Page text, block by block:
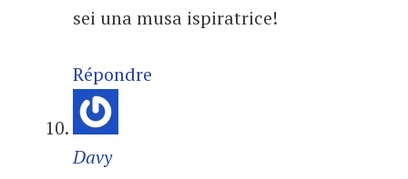
sei una musa ispiratrice!
Répondre
Davy